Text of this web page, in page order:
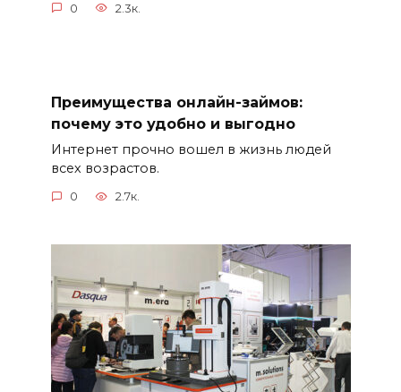
0 2.3к.
Преимущества онлайн-займов:
почему это удобно и выгодно
Интернет прочно вошел в жизнь людей
всех возрастов.
0 2.7к.